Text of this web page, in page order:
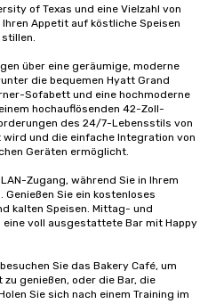
of Texas und eine Vielzahl von
Appetit auf köstliche Speisen
über eine geräumige, moderne
die bequemen Hyatt Grand
Sofabett und eine hochmoderne
hochauflösenden 42-Zoll-
des 24/7-Lebensstils von
und die einfache Integration von
Geräten ermöglicht.
Zugang, während Sie in Ihrem
Sie ein kostenloses
kalten Speisen. Mittag- und
voll ausgestattete Bar mit Happy
Sie das Bakery Café, um
genießen, oder die Bar, die
Sie sich nach einem Training im